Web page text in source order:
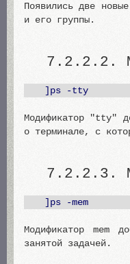
Появились две
и его группы.
7.2.2.2.
]ps -tty
Модификатор "tty"
о терминале, с
7.2.2.3.
]ps -mem
Модификатор mem
занятой задачей.